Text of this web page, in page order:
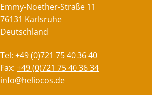
Emmy-Noether-Straße 11
76131 Karlsruhe
Deutschland
Tel:+49 (0)721 75 40 36 40
Fax:+49 (0)721 75 40 36 34
info@heliocos.de